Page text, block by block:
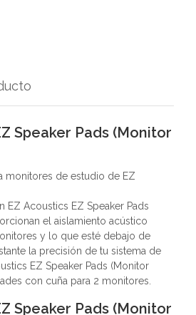
Speaker Pads (Monitor
monitores de estudio de EZ
EZ Acoustics EZ Speaker Pads
el aislamiento acústico
y lo que esté debajo de
la precisión de tu sistema de
EZ Speaker Pads​ (Monitor
con cuña para 2 monitores.
Speaker Pads​ (Monitor